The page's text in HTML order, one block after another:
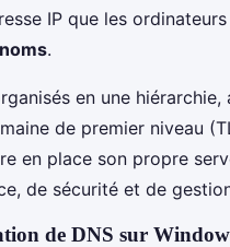
IP que les
.
en une
de premier niveau
en place son propre
de sécurité et de
de DNS sur